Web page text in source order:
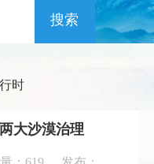
搜索
时
大沙漠治理